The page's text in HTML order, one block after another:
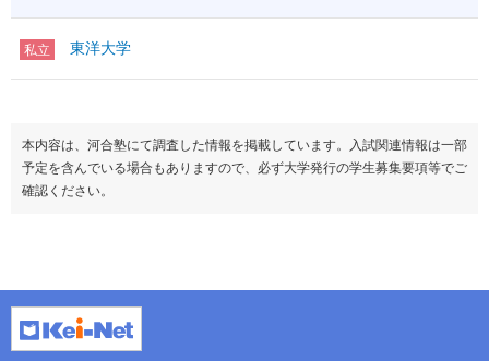
私立 東洋大学
本内容は、河合塾にて調査した情報を掲載しています。入試関連情報は一部
予定を含んでいる場合もありますので、必ず大学発行の学生募集要項等でご
確認ください。